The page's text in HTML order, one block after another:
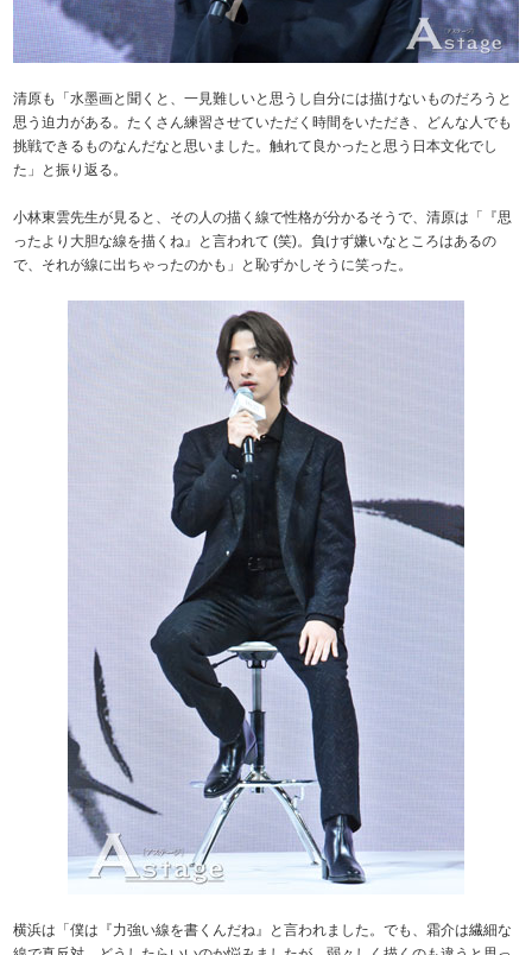
清原も「水墨画と聞くと、一見難しいと思うし自分には描けないものだろうと
思う迫力がある。たくさん練習させていただく時間をいただき、どんな人でも
挑戦できるものなんだなと思いました。触れて良かったと思う日本文化でし
た」と振り返る。
小林東雲先生が見ると、その人の描く線で性格が分かるそうで、清原は「『思
ったより大胆な線を描くね』と言われて (笑)。負けず嫌いなところはあるの
で、それが線に出ちゃったのかも」と恥ずかしそうに笑った。
横浜は「僕は『力強い線を書くんだね』と言われました。でも、霜介は繊細な